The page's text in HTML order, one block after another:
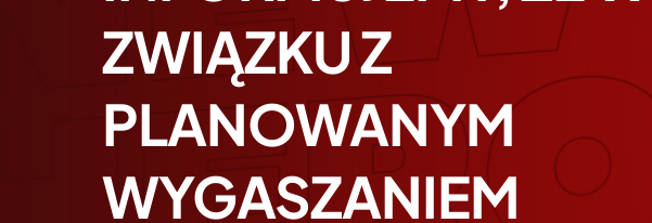
ZWIĄZKU Z
PLANOWANYM
WYGASZANIEM